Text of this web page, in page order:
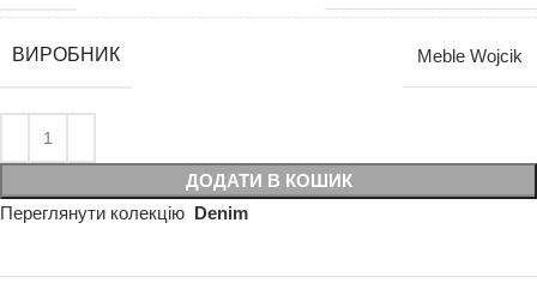
ВИРОБНИК Meble Wojcik
ДОДАТИ В КОШИК
Переглянути колекцію Denim